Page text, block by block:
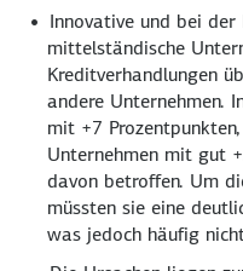
Innovative und bei
mittelständische
Kreditver­handlungen
andere Unternehmen.
mit +7
Unternehmen mit gut
davon betroffen. Um
müssten sie eine
was jedoch häufig